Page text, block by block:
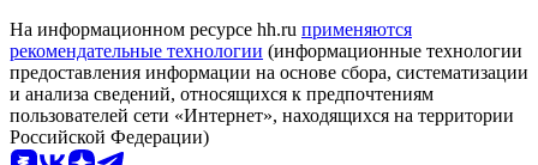
На информационном ресурсе hh.ru применяются
рекомендательные технологии (информационные технологии
предоставления информации на основе сбора, систематизации
и анализа сведений, относящихся к предпочтениям
пользователей сети «Интернет», находящихся на территории
Российской Федерации)